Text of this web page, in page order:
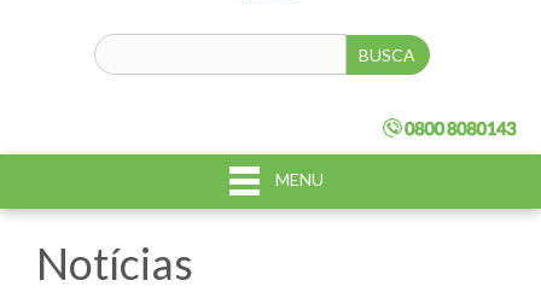
MENU
Notícias